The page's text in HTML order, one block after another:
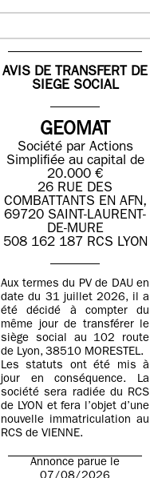
AVIS DE TRANSFERT DE
SIEGE SOCIAL
GEOMAT
Société par Actions
Simplifiée au capital de
20.000 €
26 RUE DES
COMBATTANTS EN AFN,
69720 SAINT-LAURENT-
DE-MURE
508 162 187 RCS LYON
Aux termes du PV de DAU en
date du 31 juillet 2026, il a
été décidé à compter du
même jour de transférer le
siège social au 102 route
de Lyon, 38510 MORESTEL.
Les statuts ont été mis à
jour en conséquence. La
société sera radiée du RCS
de LYON et fera l’objet d’une
nouvelle immatriculation au
RCS de VIENNE.
Annonce parue le